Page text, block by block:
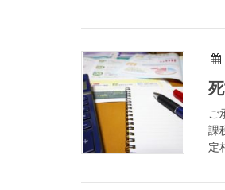
ご
課
定